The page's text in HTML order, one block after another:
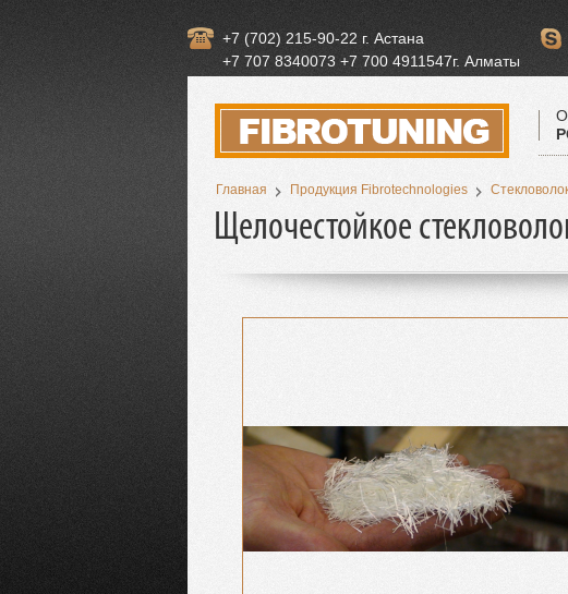
+7 (702) 215-90-22 г. Астана
+7 707 8340073 +7 700 4911547г. Алматы
Главная Продукция Fibrotechnologies
Щелочестойкое